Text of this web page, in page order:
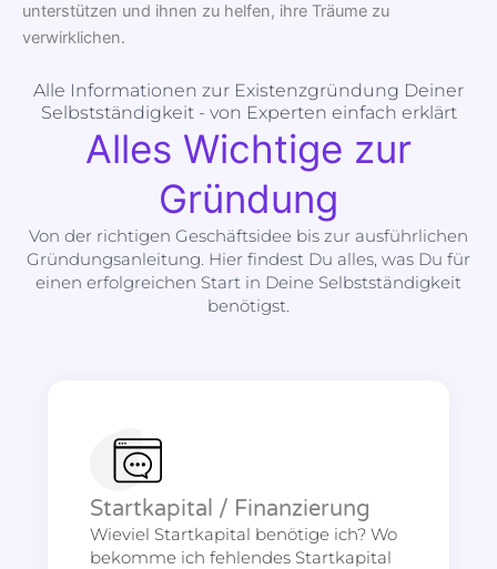
unterstützen und ihnen zu helfen, ihre Träume zu
verwirklichen.
Alle Informationen zur Existenzgründung Deiner
Selbstständigkeit - von Experten einfach erklärt
Alles Wichtige zur
Gründung
Von der richtigen Geschäftsidee bis zur ausführlichen
Gründungsanleitung. Hier findest Du alles, was Du für
einen erfolgreichen Start in Deine Selbstständigkeit
benötigst.
Startkapital / Finanzierung
Wieviel Startkapital benötige ich? Wo
bekomme ich fehlendes Startkapital